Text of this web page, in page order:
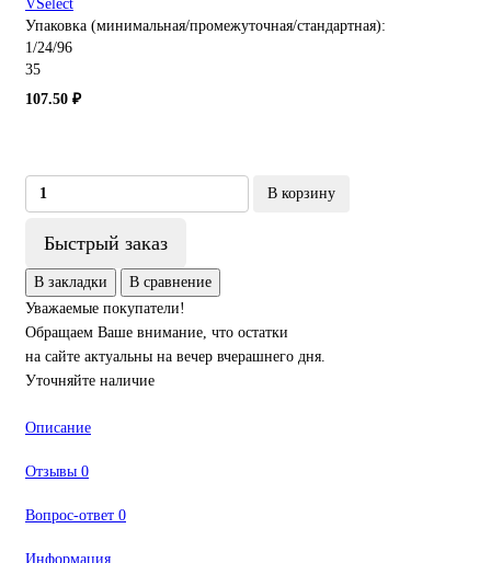
VSelect
Упаковка (минимальная/промежуточная/стандартная):
1/24/96
35
107.50 ₽
В корзину
Быстрый заказ
В закладки
В сравнение
Уважаемые покупатели!
Обращаем Ваше внимание, что остатки
на сайте актуальны на вечер вчерашнего дня.
Уточняйте наличие
Описание
Отзывы 0
Вопрос-ответ 0
Информация